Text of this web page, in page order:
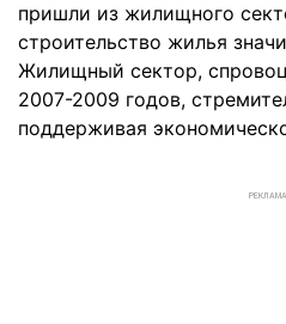
пришли из жилищного
строительство жилья
Жилищный сектор,
2007-2009 годов,
поддерживая
РЕКЛАМА